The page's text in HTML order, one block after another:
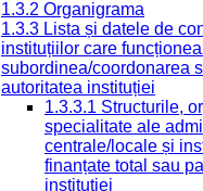
1.3.2 Organigrama
1.3.3 Lista și datele de
instituțiilor care
subordinea/coordonarea
autoritatea instituției
1.3.3.1 Structurile,
specialitate ale
centrale/locale și
finanțate total sau
instituției